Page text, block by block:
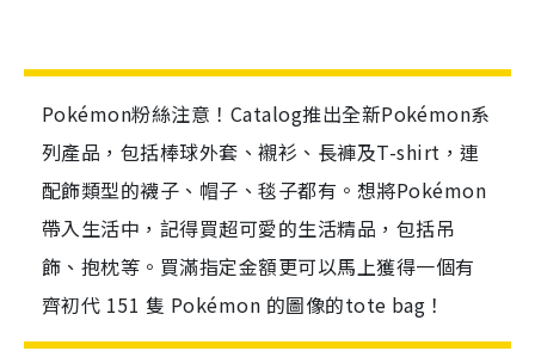
Pokémon粉絲注意！Catalog推出全新Pokémon系
列產品，包括棒球外套、襯衫、長褲及T-shirt，連
配飾類型的襪子、帽子、毯子都有。想將Pokémon
帶入生活中，記得買超可愛的生活精品，包括吊
飾、抱枕等。買滿指定金額更可以馬上獲得一個有
齊初代 151 隻 Pokémon 的圖像的tote bag！